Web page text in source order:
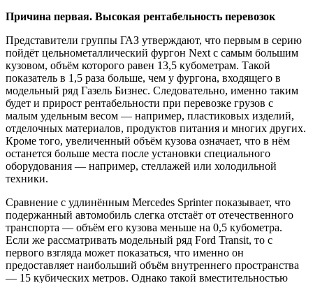
Причина первая. Высокая рентабельность перевозок
Представители группы ГАЗ утверждают, что первым в серию
пойдёт цельнометаллический фургон Next с самым большим
кузовом, объём которого равен 13,5 кубометрам. Такой
показатель в 1,5 раза больше, чем у фургона, входящего в
модельный ряд Газель Бизнес. Следовательно, именно таким
будет и прирост рентабельности при перевозке грузов с
малым удельным весом — например, пластиковых изделий,
отделочных материалов, продуктов питания и многих других.
Кроме того, увеличенный объём кузова означает, что в нём
останется больше места после установки специального
оборудования — например, стеллажей или холодильной
техники.
Сравнение с удлинённым Mercedes Sprinter показывает, что
подержанный автомобиль слегка отстаёт от отечественного
транспорта — объём его кузова меньше на 0,5 кубометра.
Если же рассматривать модельный ряд Ford Transit, то с
первого взгляда может показаться, что именно он
предоставляет наибольший объём внутреннего пространства
— 15 кубических метров. Однако такой вместительностью